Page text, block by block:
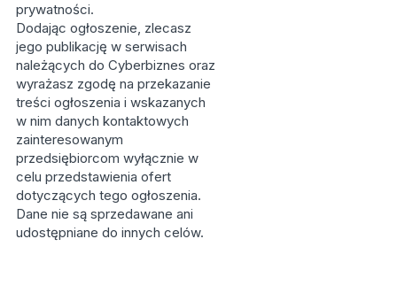
prywatności.
Dodając ogłoszenie, zlecasz
jego publikację w serwisach
należących do Cyberbiznes oraz
wyrażasz zgodę na przekazanie
treści ogłoszenia i wskazanych
w nim danych kontaktowych
zainteresowanym
przedsiębiorcom wyłącznie w
celu przedstawienia ofert
dotyczących tego ogłoszenia.
Dane nie są sprzedawane ani
udostępniane do innych celów.